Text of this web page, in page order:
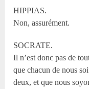
HIPPIAS.
Non, assurément.
SOCRATE.
Il n’est donc pas de
que chacun de nous
deux, et que nous